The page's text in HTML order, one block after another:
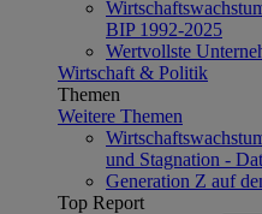
BIP 1992-2025
Wertvollste
Wirtschaft & Politik
Themen
Weitere Themen
und Stagnation -
Generation Z auf
Top Report